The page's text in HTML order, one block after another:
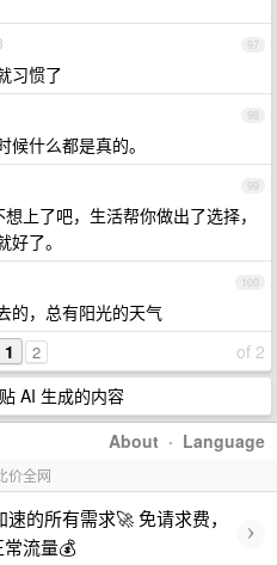
97
习惯了
98
什么都是真的。
99
上了吧，生活帮你做出了选择，
了。
100
的，总有阳光的天气
of 2
1 2
AI 生成的内容
About · Language
价全网
的所有需求🚀 免请求费，
流量💰
›